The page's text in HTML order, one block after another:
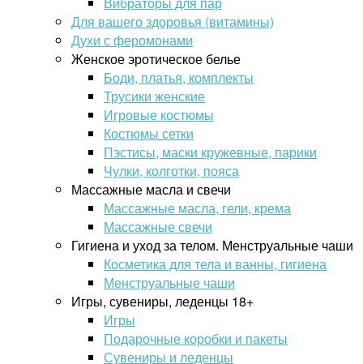
Для вашего здоровья (витамины)
Духи с феромонами
Женское эротическое белье
Боди, платья, комплекты
Трусики женские
Игровые костюмы
Костюмы сетки
Пэстисы, маски кружевные, парики
Чулки, колготки, пояса
Массажные масла и свечи
Массажные масла, гели, крема
Массажные свечи
Гигиена и уход за телом. Менструальные чаши
Косметика для тела и ванны, гигиена
Менструальные чаши
Игры, сувениры, леденцы 18+
Игры
Подарочные коробки и пакеты
Сувениры и леденцы